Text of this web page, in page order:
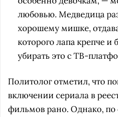
любовью. Медведица
хорошему мишке,
которого лапа крепче и
убирать это с ТВ-
Политолог отметил, что
включении сериала в
фильмов рано. Однако, по